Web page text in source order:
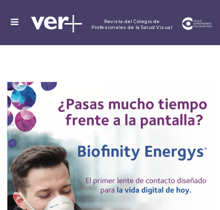
MENU
Revista del Colegio de
Profesionales de la Salud Visual